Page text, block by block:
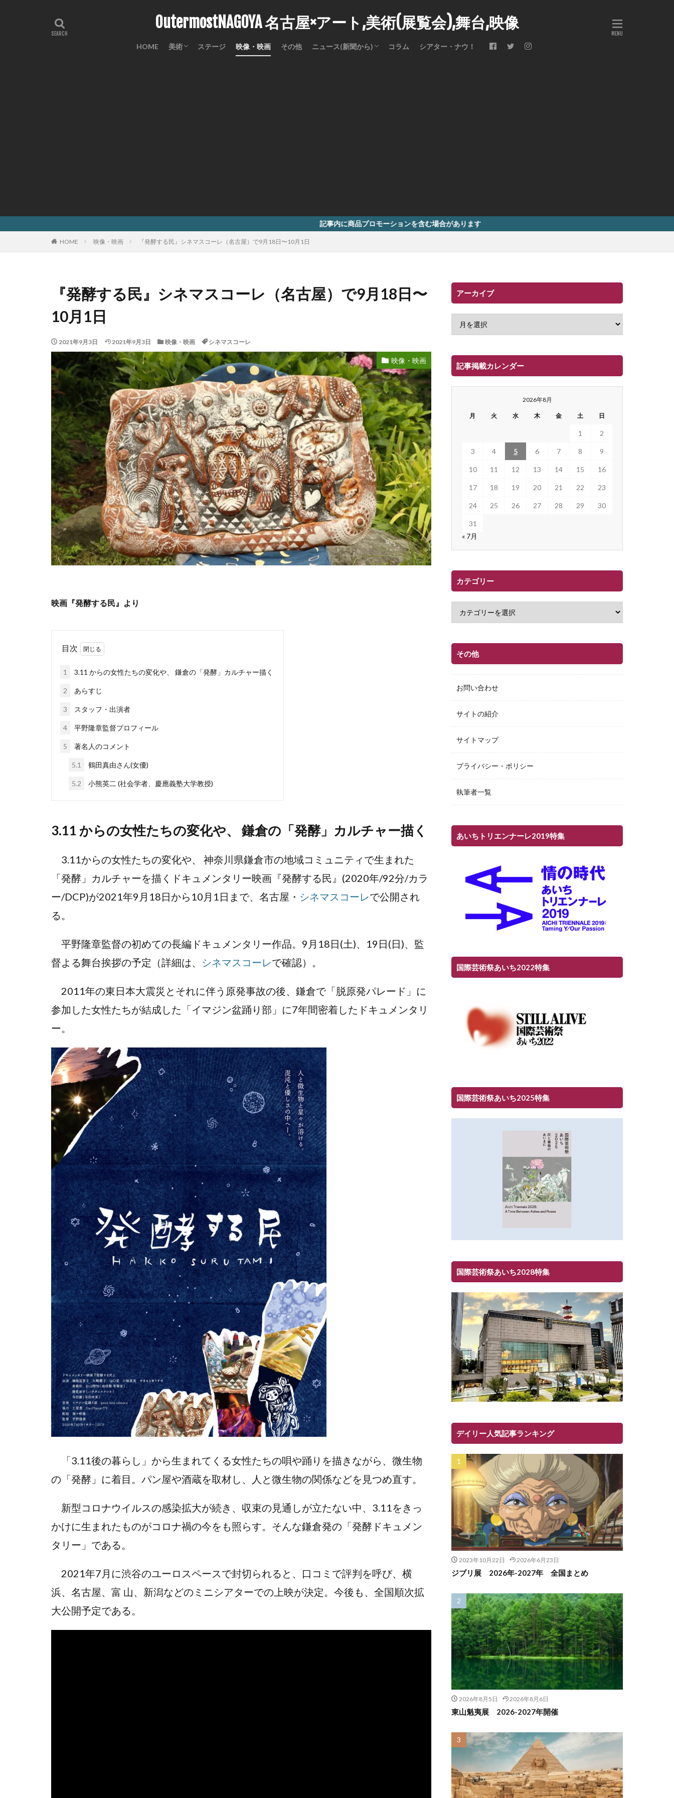
OutermostNAGOYA 名古屋×アート,美術(展覧会),舞台,映像
HOME 美術 ステージ 映像・映画 その他 ニュース(新聞から) コラム シアター・ナウ！
記事内に商品プロモーションを含む場合があります
HOME 映像・映画 『発酵する民』シネマスコーレ（名古屋）で9月18日〜10月1日
『発酵する民』シネマスコーレ（名古屋）で9月18日〜
10月1日
2021年9月3日 2021年9月3日 映像・映画 シネマスコーレ
映像・映画
映画『発酵する民』より
目次
1 3.11 からの女性たちの変化や、 鎌倉の「発酵」カルチャー描く
2 あらすじ
3 スタッフ・出演者
4 平野隆章監督プロフィール
5 著名人のコメント
5.1 鶴田真由さん(女優)
5.2 小熊英二 (社会学者、慶應義塾大学教授)
3.11 からの女性たちの変化や、 鎌倉の「発酵」カルチャー描く
3.11からの女性たちの変化や、 神奈川県鎌倉市の地域コミュニティで生まれた
「発酵」カルチャーを描くドキュメンタリー映画『発酵する民』(2020年/92分/カラ
ー/DCP)が2021年9月18日から10月1日まで、名古屋・ シネマスコーレで公開され
る。
平野隆章監督の初めての長編ドキュメンタリー作品。9月18日(土)、19日(日)、監
督よる舞台挨拶の予定（詳細は、 シネマスコーレで確認）。
2011年の東日本大震災とそれに伴う原発事故の後、鎌倉で「脱原発パレード」に
参加した女性たちが結成した「イマジン盆踊り部」に7年間密着したドキュメンタリ
ー。
「3.11後の暮らし」から生まれてくる女性たちの唄や踊りを描きながら、微生物
の「発酵」に着目。パン屋や酒蔵を取材し、人と微生物の関係などを見つめ直す。
新型コロナウイルスの感染拡大が続き、収束の見通しが立たない中、3.11をきっ
かけに生まれたものがコロナ禍の今をも照らす。そんな鎌倉発の「発酵ドキュメン
タリー」である。
2021年7月に渋谷のユーロスペースで封切られると、口コミで評判を呼び、横
浜、名古屋、富 山、新潟などのミニシアターでの上映が決定。今後も、全国順次拡
大公開予定である。
アーカイブ
記事掲載カレンダー
2026年8月
月 火 水 木 金 土 日
1 2
3 4 5 6 7 8 9
10 11 12 13 14 15 16
17 18 19 20 21 22 23
24 25 26 27 28 29 30
31
« 7月
カテゴリー
その他
お問い合わせ
サイトの紹介
サイトマップ
プライバシー・ポリシー
執筆者一覧
あいちトリエンナーレ2019特集
国際芸術祭あいち2022特集
国際芸術祭あいち2025特集
国際芸術祭あいち2028特集
デイリー人気記事ランキング
2023年10月22日 2026年6月23日
ジブリ展 2026年-2027年 全国まとめ
2026年8月5日 2026年8月6日
東山魁夷展 2026-2027年開催